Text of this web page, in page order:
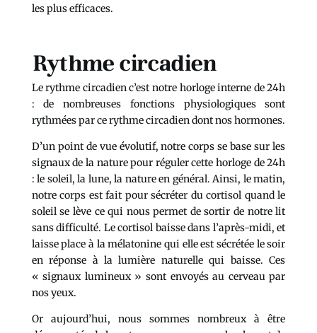
les plus efficaces.
Rythme circadien
Le rythme circadien c’est notre horloge interne de 24h
: de nombreuses fonctions physiologiques sont
rythmées par ce rythme circadien dont nos hormones.
D’un point de vue évolutif, notre corps se base sur les
signaux de la nature pour réguler cette horloge de 24h
: le soleil, la lune, la nature en général. Ainsi, le matin,
notre corps est fait pour sécréter du cortisol quand le
soleil se lève ce qui nous permet de sortir de notre lit
sans difficulté. Le cortisol baisse dans l’après-midi, et
laisse place à la mélatonine qui elle est sécrétée le soir
en réponse à la lumière naturelle qui baisse. Ces
« signaux lumineux » sont envoyés au cerveau par
nos yeux.
Or aujourd’hui, nous sommes nombreux à être